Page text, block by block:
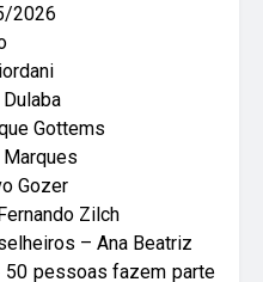
2026
Gottems
Gozer
Zilch
– Ana Beatriz
50 pessoas fazem parte